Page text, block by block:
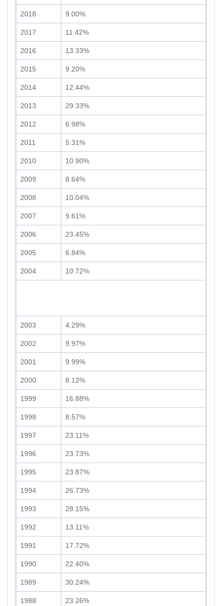
2018 9.00%
2017 11.42%
2016 13.33%
2015 9.20%
2014 12.44%
2013 29.33%
2012 6.98%
2011 5.31%
2010 10.90%
2009 8.64%
2008 10.04%
2007 9.61%
2006 23.45%
2005 6.84%
2004 10.72%
2003 4.29%
2002 9.97%
2001 9.99%
2000 8.12%
1999 16.88%
1998 8.57%
1997 23.11%
1996 23.73%
1995 23.87%
1994 26.73%
1993 28.15%
1992 13.11%
1991 17.72%
1990 22.40%
1989 30.24%
1988 23.26%